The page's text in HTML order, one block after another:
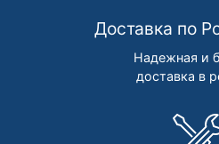
Доставка по
Надежная и
доставка в